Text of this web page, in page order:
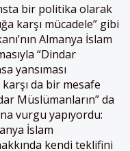
bir politika olarak
karşı mücadele” gibi
Almanya İslam
“Dindar
yansıması
da bir mesafe
Müslümanların” da
vurgu yapıyordu:
İslam
kendi teklifini